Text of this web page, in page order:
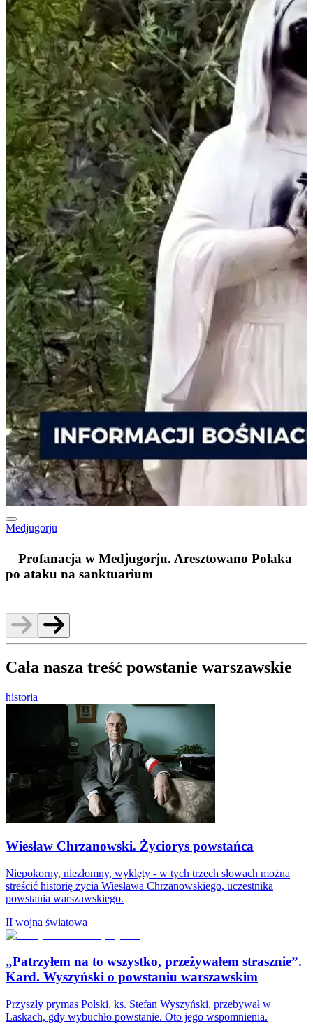
Medjugorju
Profanacja w Medjugorju. Aresztowano Polaka
po ataku na sanktuarium
Cała nasza treść powstanie warszawskie
historia
Wiesław Chrzanowski. Życiorys powstańca
Niepokorny, niezłomny, wyklęty - w tych trzech słowach można
streścić historię życia Wiesława Chrzanowskiego, uczestnika
powstania warszawskiego.
II wojna światowa
„Patrzyłem na to wszystko, przeżywałem strasznie”.
Kard. Wyszyński o powstaniu warszawskim
Przyszły prymas Polski, ks. Stefan Wyszyński, przebywał w
Laskach, gdy wybuchło powstanie. Oto jego wspomnienia.